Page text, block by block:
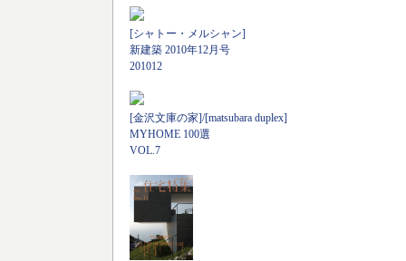
[シャトー・メルシャン]
新建築 2010年12月号
201012
[金沢文庫の家]/[matsubara duplex]
MYHOME 100選
VOL.7